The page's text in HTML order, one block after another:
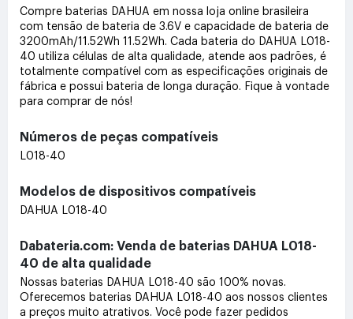
Compre baterias DAHUA em nossa loja online brasileira
com tensão de bateria de 3.6V e capacidade de bateria de
3200mAh/11.52Wh 11.52Wh. Cada bateria do DAHUA L018-
40 utiliza células de alta qualidade, atende aos padrões, é
totalmente compatível com as especificações originais de
fábrica e possui bateria de longa duração. Fique à vontade
para comprar de nós!
Números de peças compatíveis
L018-40
Modelos de dispositivos compatíveis
DAHUA L018-40
Dabateria.com: Venda de baterias DAHUA L018-
40 de alta qualidade
Nossas baterias DAHUA L018-40 são 100% novas.
Oferecemos baterias DAHUA L018-40 aos nossos clientes
a preços muito atrativos. Você pode fazer pedidos